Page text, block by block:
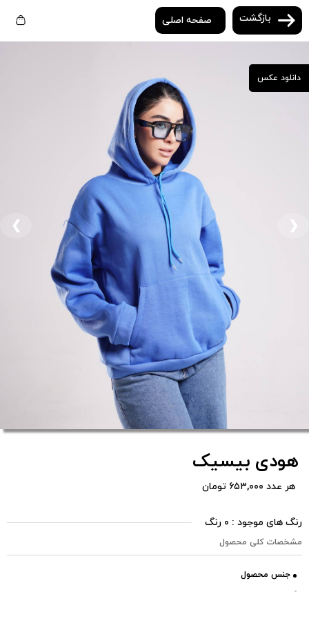
بازگشت صفحه اصلی
دانلود عکس
❮ ❯
هودی بیسیک
هر عدد ۶۵۳,۰۰۰ تومان
رنگ های موجود : ۰ رنگ
مشخصات کلی محصول
جنس محصول
-